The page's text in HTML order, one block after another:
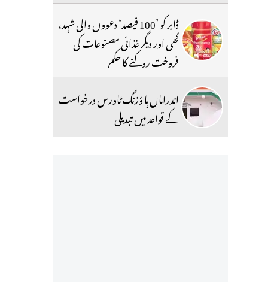
ڈابر کو ’100 فیصد‘ دعووں والی شہد،
گھی اور دیگر غذائی مصنوعات کی
فروخت روکنے کا حکم
اندراماں ہا ؤزنگ ٹاورس درخواست
کے قواعد میں تبدیلی